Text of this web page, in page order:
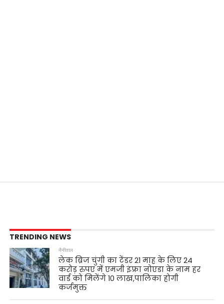
TRENDING NEWS
नैनीताल
लेक ब्रिज चुंगी का टेंडर 21 माह के लिए 24
करोड़ रुपए में एमजी इंफ़्रा नोएडा के नाम हर
वार्ड को मिलेंगे 10 लाख,पालिका होगी
कर्जमुक्त